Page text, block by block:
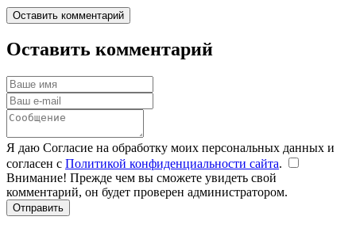
Оставить комментарий
Оставить комментарий
Я даю Согласие на обработку моих персональных данных и
согласен с Политикой конфиденциальности сайта.
Внимание! Прежде чем вы сможете увидеть свой
комментарий, он будет проверен администратором.
Отправить